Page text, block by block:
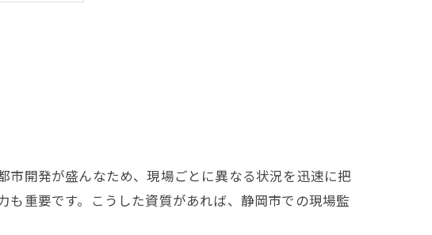
重要性
点
開発が盛んなため、現場ごとに異なる状況を迅速に把
重要です。こうした資質があれば、静岡市での現場監